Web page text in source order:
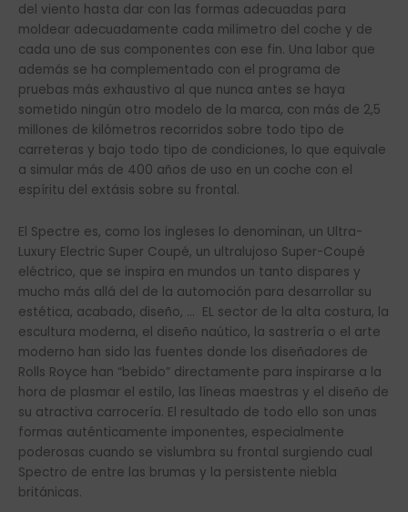
del viento hasta dar con las formas adecuadas para
moldear adecuadamente cada milímetro del coche y de
cada uno de sus componentes con ese fin. Una labor que
además se ha complementado con el programa de
pruebas más exhaustivo al que nunca antes se haya
sometido ningún otro modelo de la marca, con más de 2,5
millones de kilómetros recorridos sobre todo tipo de
carreteras y bajo todo tipo de condiciones, lo que equivale
a simular más de 400 años de uso en un coche con el
espíritu del extásis sobre su frontal.
El Spectre es, como los ingleses lo denominan, un Ultra-
Luxury Electric Super Coupé, un ultralujoso Super-Coupé
eléctrico, que se inspira en mundos un tanto dispares y
mucho más allá del de la automoción para desarrollar su
estética, acabado, diseño, … EL sector de la alta costura, la
escultura moderna, el diseño naútico, la sastrería o el arte
moderno han sido las fuentes donde los diseñadores de
Rolls Royce han “bebido” directamente para inspirarse a la
hora de plasmar el estilo, las líneas maestras y el diseño de
su atractiva carrocería. El resultado de todo ello son unas
formas auténticamente imponentes, especialmente
poderosas cuando se vislumbra su frontal surgiendo cual
Spectro de entre las brumas y la persistente niebla
británicas.